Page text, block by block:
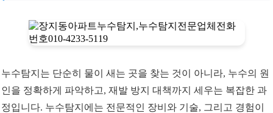
누수탐지는 단순히 물이 새는 곳을 찾는 것이 아니라, 누수의 원
인을 정확하게 파악하고, 재발 방지 대책까지 세우는 복잡한 과
정입니다. 누수탐지에는 전문적인 장비와 기술, 그리고 경험이